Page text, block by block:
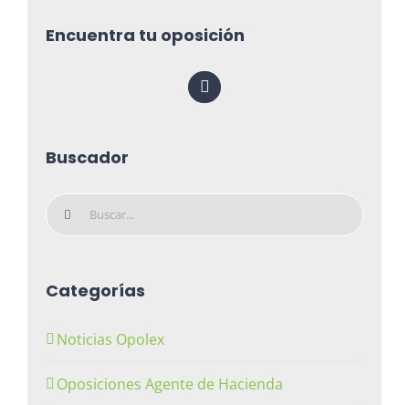
Encuentra tu oposición
Buscador
Buscar:
Categorías
Noticias Opolex
Oposiciones Agente de Hacienda